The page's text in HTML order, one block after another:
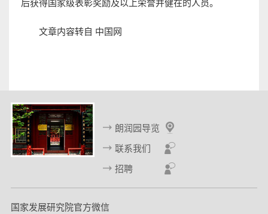
文章内容转自 中国网
朗润园导览
联系我们
招聘
国家发展研究院官方微信